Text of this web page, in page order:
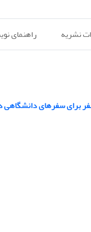
نشریه راهنمای
سفر‌های دانشگاهی